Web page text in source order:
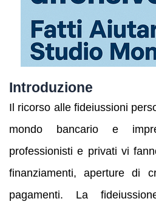
Introduzione
Il ricorso alle fideiussioni
mondo bancario e
professionisti e privati vi
finanziamenti, aperture di
pagamenti. La